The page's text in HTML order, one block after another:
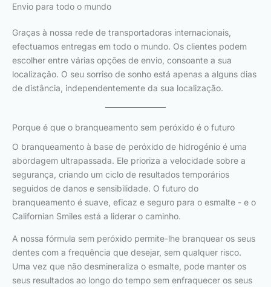
Envio para todo o mundo
Graças à nossa rede de transportadoras internacionais,
efectuamos entregas em todo o mundo. Os clientes podem
escolher entre várias opções de envio, consoante a sua
localização. O seu sorriso de sonho está apenas a alguns dias
de distância, independentemente da sua localização.
Porque é que o branqueamento sem peróxido é o futuro
O branqueamento à base de peróxido de hidrogénio é uma
abordagem ultrapassada. Ele prioriza a velocidade sobre a
segurança, criando um ciclo de resultados temporários
seguidos de danos e sensibilidade. O futuro do
branqueamento é suave, eficaz e seguro para o esmalte - e o
Californian Smiles está a liderar o caminho.
A nossa fórmula sem peróxido permite-lhe branquear os seus
dentes com a frequência que desejar, sem qualquer risco.
Uma vez que não desmineraliza o esmalte, pode manter os
seus resultados ao longo do tempo sem enfraquecer os seus